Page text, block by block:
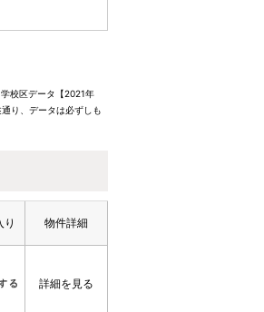
校区データ【2021年
り、データは必ずしも
り 物件詳細
詳細を見る